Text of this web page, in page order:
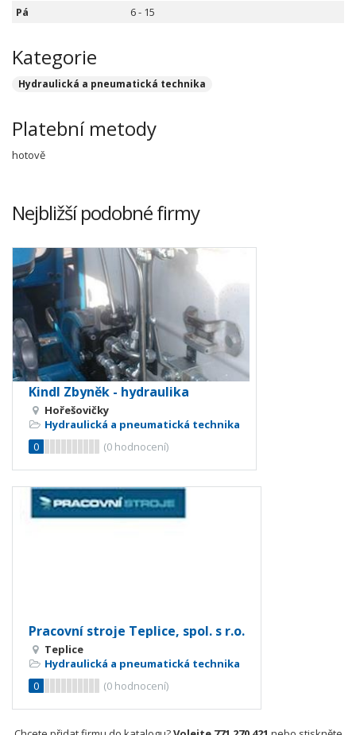
Pá
6 - 15
Kategorie
Hydraulická a pneumatická technika
Platební metody
hotově
Nejbližší podobné firmy
Kindl Zbyněk - hydraulika
Hořešovičky
Hydraulická a pneumatická technika
0
(0 hodnocení)
Pracovní stroje Teplice, spol. s r.o.
Teplice
Hydraulická a pneumatická technika
0
(0 hodnocení)